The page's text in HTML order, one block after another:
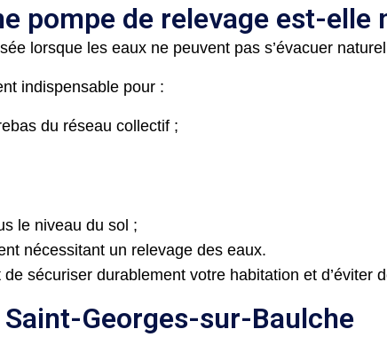
pompe de relevage est-elle
lorsque les eaux ne peuvent pas s’évacuer
indispensable pour :
du réseau collectif ;
le niveau du sol ;
nécessitant un relevage des eaux.
sécuriser durablement votre habitation et d’éviter
Georges-sur-Baulche